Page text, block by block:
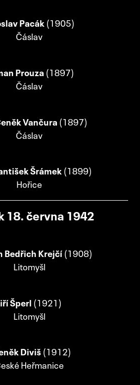
Pacák (1905)
Čáslav
Prouza (1897)
Čáslav
Vančura (1897)
Čáslav
Šrámek(1899)
Hořice
18. června 1942
Bedřich Krejčí(1908)
Litomyšl
Šperl (1921)
Litomyšl
Diviš (1912)
Heřmanice